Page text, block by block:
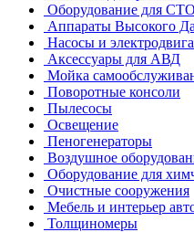
Оборудование для СТО
Аппараты Высокого
Насосы и
Аксессуары для АВД
Мойка
Поворотные консоли
Пылесосы
Освещение
Пеногенераторы
Воздушное
Оборудование для
Очистные сооружения
Мебель и интерьер
Толщиномеры